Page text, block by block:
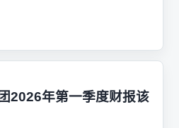
2026年第一季度财报该